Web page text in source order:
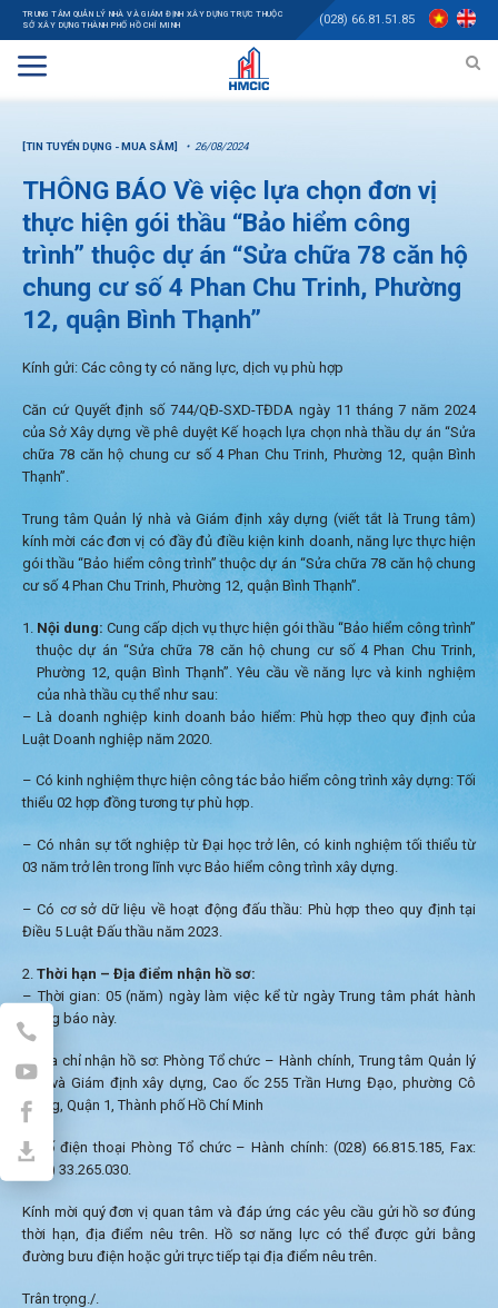
TRUNG TÂM QUẢN LÝ NHÀ VÀ GIÁM ĐỊNH XÂY DỰNG TRỰC THUỘC
SỞ XÂY DỰNG THÀNH PHỐ HỒ CHÍ MINH
(028) 66.81.51.85
[TIN TUYỂN DỤNG - MUA SẮM] 26/08/2024
THÔNG BÁO Về việc lựa chọn đơn vị
thực hiện gói thầu “Bảo hiểm công
trình” thuộc dự án “Sửa chữa 78 căn hộ
chung cư số 4 Phan Chu Trinh, Phường
12, quận Bình Thạnh”
Kính gửi: Các công ty có năng lực, dịch vụ phù hợp
Căn cứ Quyết định số 744/QĐ-SXD-TĐDA ngày 11 tháng 7 năm 2024
của Sở Xây dựng về phê duyệt Kế hoạch lựa chọn nhà thầu dự án “Sửa
chữa 78 căn hộ chung cư số 4 Phan Chu Trinh, Phường 12, quận Bình
Thạnh”.
Trung tâm Quản lý nhà và Giám định xây dựng (viết tắt là Trung tâm)
kính mời các đơn vị có đầy đủ điều kiện kinh doanh, năng lực thực hiện
gói thầu “Bảo hiểm công trình” thuộc dự án “Sửa chữa 78 căn hộ chung
cư số 4 Phan Chu Trinh, Phường 12, quận Bình Thạnh”.
Nội dung: Cung cấp dịch vụ thực hiện gói thầu “Bảo hiểm công trình”
thuộc dự án “Sửa chữa 78 căn hộ chung cư số 4 Phan Chu Trinh,
Phường 12, quận Bình Thạnh”. Yêu cầu về năng lực và kinh nghiệm
của nhà thầu cụ thể như sau:
– Là doanh nghiệp kinh doanh bảo hiểm: Phù hợp theo quy định của
Luật Doanh nghiệp năm 2020.
– Có kinh nghiệm thực hiện công tác bảo hiểm công trình xây dựng: Tối
thiểu 02 hợp đồng tương tự phù hợp.
– Có nhân sự tốt nghiệp từ Đại học trở lên, có kinh nghiệm tối thiểu từ
03 năm trở lên trong lĩnh vực Bảo hiểm công trình xây dựng.
– Có cơ sở dữ liệu về hoạt động đấu thầu: Phù hợp theo quy định tại
Điều 5 Luật Đấu thầu năm 2023.
Thời hạn – Địa điểm nhận hồ sơ:
– Thời gian: 05 (năm) ngày làm việc kể từ ngày Trung tâm phát hành
thông báo này.
– Địa chỉ nhận hồ sơ: Phòng Tổ chức – Hành chính, Trung tâm Quản lý
nhà và Giám định xây dựng, Cao ốc 255 Trần Hưng Đạo, phường Cô
Giang, Quận 1, Thành phố Hồ Chí Minh
– Số điện thoại Phòng Tổ chức – Hành chính: (028) 66.815.185, Fax:
(028) 33.265.030.
Kính mời quý đơn vị quan tâm và đáp ứng các yêu cầu gửi hồ sơ đúng
thời hạn, địa điểm nêu trên. Hồ sơ năng lực có thể được gửi bằng
đường bưu điện hoặc gửi trực tiếp tại địa điểm nêu trên.
Trân trọng./.